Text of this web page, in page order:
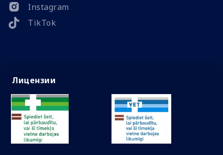
Instagram
TikTok
Лицензии